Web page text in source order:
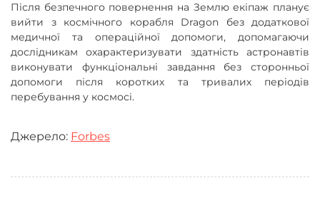
Після безпечного повернення на Землю екіпаж планує
вийти з космічного корабля Dragon без додаткової
медичної та операційної допомоги, допомагаючи
дослідникам охарактеризувати здатність астронавтів
виконувати функціональні завдання без сторонньої
допомоги після коротких та тривалих періодів
перебування у космосі.
Джерело: Forbes